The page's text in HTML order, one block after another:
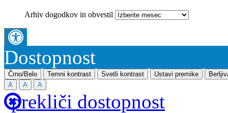
Arhiv dogodkov in obvestil
Dostopnost
Črno/Belo Temni kontrast Svetli kontrast Ustavi premike
A
A A
prekliči dostopnost